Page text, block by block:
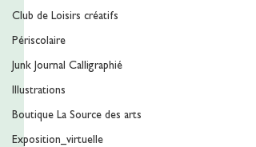
Club de Loisirs créatifs
Périscolaire
Junk Journal Calligraphié
Illustrations
Boutique La Source des arts
Exposition_virtuelle